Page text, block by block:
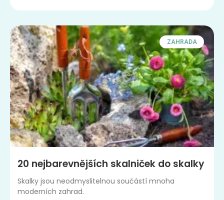
ZAHRADA
20 nejbarevnějších skalniček do skalky
Skalky jsou neodmyslitelnou součástí mnoha
moderních zahrad.